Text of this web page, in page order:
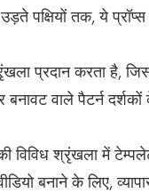
पक्षियों तक, ये
प्रदान करता है,
बनावट वाले पैटर्न
विविध श्रृंखला में
बनाने के लिए,